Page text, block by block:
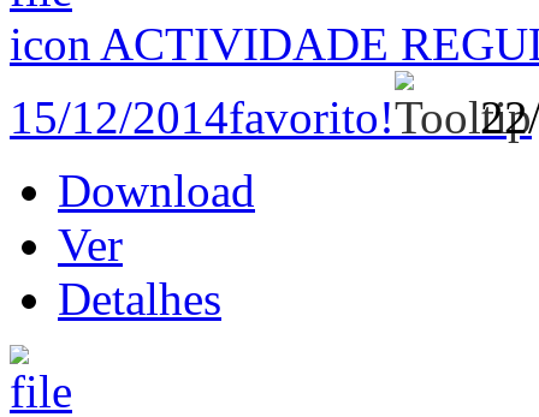
ACTIVIDADE
15/12/2014favorito!
Download
Ver
Detalhes